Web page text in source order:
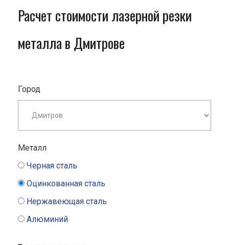
Расчет стоимости лазерной резки
металла в Дмитрове
Город
Металл
Черная сталь
Оцинкованная сталь
Нержавеющая сталь
Алюминий